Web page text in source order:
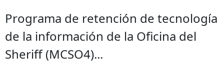
Programa de retención de tecnología
de la información de la Oficina del
Sheriff (MCSO4)...